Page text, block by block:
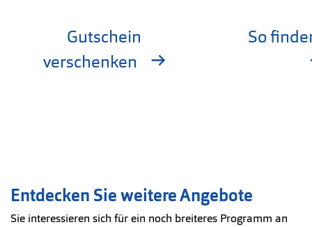
Gutschein
verschenken
So
Entdecken Sie weitere Angebote
Sie interessieren sich für ein noch breiteres Programm an